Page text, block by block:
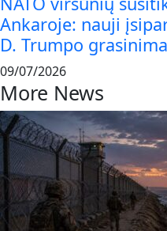
Ankaroje: nauji
D. Trumpo
09/07/2026
More News